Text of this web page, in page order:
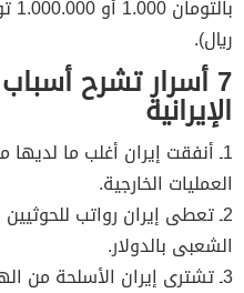
ريال).
7 أسرار تشرح
الإيرانية
1ـ أنفقت إيران أغلب ما
العمليات الخارجية.
2ـ تعطى إيران رواتب
الشعبى بالدولار.
3ـ تشترى إيران الأسلحة من